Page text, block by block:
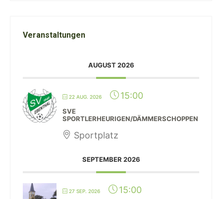
Veranstaltungen
AUGUST 2026
22 AUG. 2026 15:00
SVE
SPORTLERHEURIGEN/DÄMMERSCHOPPEN
Sportplatz
SEPTEMBER 2026
27 SEP. 2026 15:00